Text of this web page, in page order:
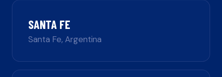
SANTA FE
Santa Fe,Argentina